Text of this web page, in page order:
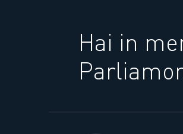
Hai in